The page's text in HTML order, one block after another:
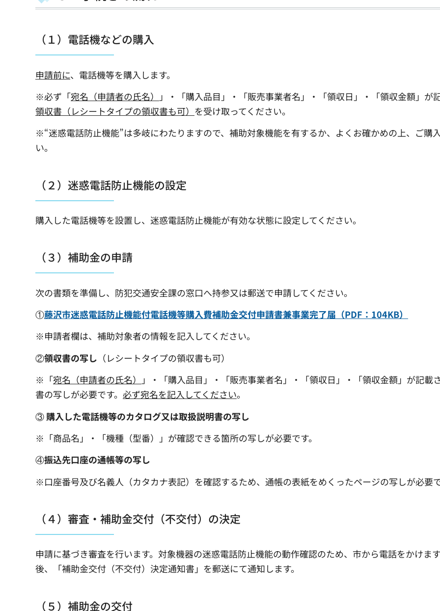
（１）電話機などの購入
申請前に、電話機等を購入します。
※必ず「宛名（申請者の氏名）
」・「購入品目」・「販売事業者名」・「領収日」・「領収金額」が
領収書（レシートタイプの領収書も可） を受け取ってください。
※“迷惑電話防止機能”は多岐にわたりますので、補助対象機能を有するか、よくお確かめの上、ご購
い。
（２）迷惑電話防止機能の設定
購入した電話機等を設置し、迷惑電話防止機能が有効な状態に設定してください。
（３）補助金の申請
次の書類を準備し、防犯交通安全課の窓口へ持参又は郵送で申請してください。
①藤沢市迷惑電話防止機能付電話機等購入費補助金交付申請書兼事業完了届（PDF：104KB）
※申請者欄は、補助対象者の情報を記入してください。
②領収書の写し （レシートタイプの領収書も可）
※「宛名（申請者の氏名）
」・「購入品目」・「販売事業者名」・「領収日」・「領収金額」が記載
書の写しが必要です。 必ず宛名を記入してください。
③購入した電話機等のカタログ又は取扱説明書の写し
※「商品名」・「機種（型番）」が確認できる箇所の写しが必要です。
④振込先口座の通帳等の写し
※口座番号及び名義人（カタカナ表記）を確認するため、通帳の表紙をめくったページの写しが必要で
（４）審査・補助金交付（不交付）の決定
申請に基づき審査を行います。対象機器の迷惑電話防止機能の動作確認のため、市から電話をかけま
後、「補助金交付（不交付）決定通知書」を郵送にて通知します。
（５）補助金の交付